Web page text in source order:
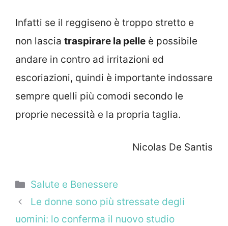
Infatti se il reggiseno è troppo stretto e
non lascia traspirare la pelle è possibile
andare in contro ad irritazioni ed
escoriazioni, quindi è importante indossare
sempre quelli più comodi secondo le
proprie necessità e la propria taglia.
Nicolas De Santis
Categorie
Salute e Benessere
Le donne sono più stressate degli
uomini: lo conferma il nuovo studio